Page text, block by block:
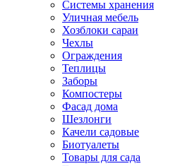
Системы хранения
Уличная мебель
Хозблоки сараи
Чехлы
Ограждения
Теплицы
Заборы
Компостеры
Фасад дома
Шезлонги
Качели садовые
Биотуалеты
Товары для сада